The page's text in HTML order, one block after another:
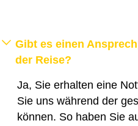
Gibt es einen
der Reise?
Ja, Sie erhalten eine
Sie uns während der
können. So haben Sie